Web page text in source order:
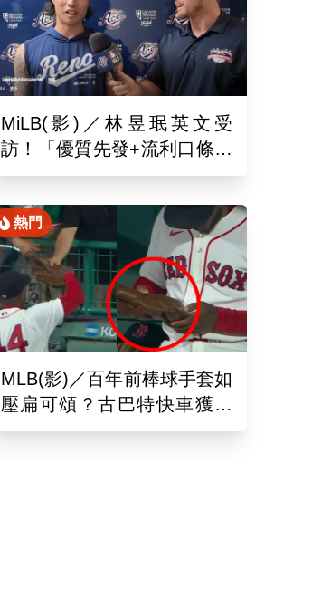
MiLB(影)／林昱珉英文受
訪！「優質先發+流利口條」
被讚爆 網：有Ray的感覺
熱門
MLB(影)／百年前棒球手套如
壓扁可頌？古巴特快車獲得
「極罕見古董」樂到爆